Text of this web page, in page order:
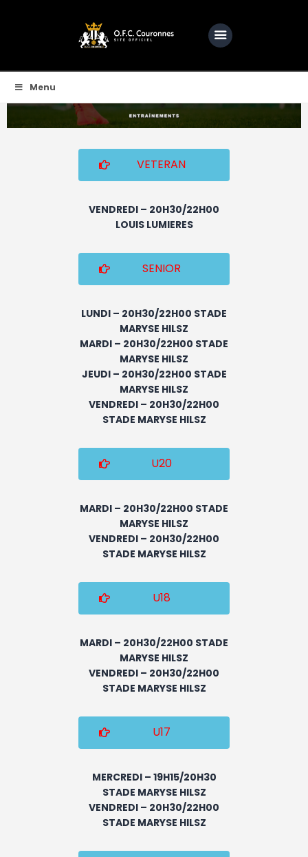
Menu
OFC COURONNES | SITE OFFICIEL DE L'OFCC
Accueil
Club
Actualités
Equipes
Féminine
O.F.C.C.TV
Partenaire
Contacts
VETERAN
VENDREDI – 20H30/22H00
LOUIS LUMIERES
SENIOR
LUNDI – 20H30/22H00 STADE
MARYSE HILSZ
MARDI – 20H30/22H00 STADE
MARYSE HILSZ
JEUDI – 20H30/22H00 STADE
MARYSE HILSZ
VENDREDI – 20H30/22H00
STADE MARYSE HILSZ
U20
MARDI – 20H30/22H00 STADE
MARYSE HILSZ
VENDREDI – 20H30/22H00
STADE MARYSE HILSZ
U18
MARDI – 20H30/22H00 STADE
MARYSE HILSZ
VENDREDI – 20H30/22H00
STADE MARYSE HILSZ
U17
MERCREDI – 19H15/20H30
STADE MARYSE HILSZ
VENDREDI – 20H30/22H00
STADE MARYSE HILSZ